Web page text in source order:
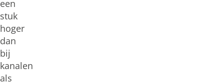
een
stuk
hoger
dan
bij
kanalen
als